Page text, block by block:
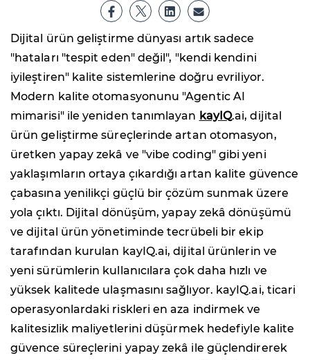
Dijital ürün geliştirme dünyası artık sadece
"hataları "tespit eden" değil", "kendi kendini
iyileştiren" kalite sistemlerine doğru evriliyor.
Modern kalite otomasyonunu "Agentic AI
mimarisi" ile yeniden tanımlayan kayIQ.ai, dijital
ürün geliştirme süreçlerinde artan otomasyon,
üretken yapay zekâ ve "vibe coding" gibi yeni
yaklaşımların ortaya çıkardığı artan kalite güvence
çabasına yenilikçi güçlü bir çözüm sunmak üzere
yola çıktı. Dijital dönüşüm, yapay zekâ dönüşümü
ve dijital ürün yönetiminde tecrübeli bir ekip
tarafından kurulan kayIQ.ai, dijital ürünlerin ve
yeni sürümlerin kullanıcılara çok daha hızlı ve
yüksek kalitede ulaşmasını sağlıyor. kayIQ.ai, ticari
operasyonlardaki riskleri en aza indirmek ve
kalitesizlik maliyetlerini düşürmek hedefiyle kalite
güvence süreçlerini yapay zekâ ile güçlendirerek